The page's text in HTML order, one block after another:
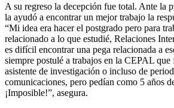
A su regreso la decepción fue total. Ante la
la ayudó a encontrar un mejor trabajo la
“Mi idea era hacer el postgrado pero para
relacionado a lo que estudié, Relaciones
es difícil encontrar una pega relacionada a
siempre postulé a trabajos en la CEPAL que
asistente de investigación o incluso de
comunicaciones, pero pedían como 5 años
¡Imposible!”, asegura.